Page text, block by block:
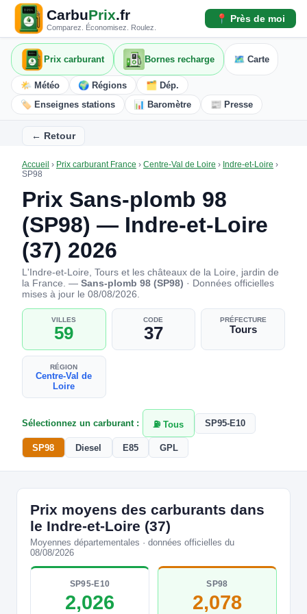
CarbuPrix.fr
Comparez. Économisez. Roulez.
📍 Près de moi
Prix carburant Bornes recharge 🗺️ Carte
🌤️ Météo 🌍 Régions
🗂️ Dép.
🏷️ Enseignes stations
📊 Baromètre 📰 Presse
← Retour
Accueil › Prix carburant France › Centre-Val de Loire › Indre-et-Loire ›
SP98
Prix Sans-plomb 98
(SP98) — Indre-et-Loire
(37) 2026
L'Indre-et-Loire, Tours et les châteaux de la Loire, jardin de
la France. — Sans-plomb 98 (SP98) · Données officielles
mises à jour le 08/08/2026.
VILLES
59
CODE
37
PRÉFECTURE
Tours
RÉGION
Centre-Val de
Loire
Sélectionnez un carburant : ⛽ Tous SP95-E10
SP98 Diesel E85 GPL
Prix moyens des carburants dans
le Indre-et-Loire (37)
Moyennes départementales · données officielles du
08/08/2026
SP95-E10
2,026
SP98
2,078